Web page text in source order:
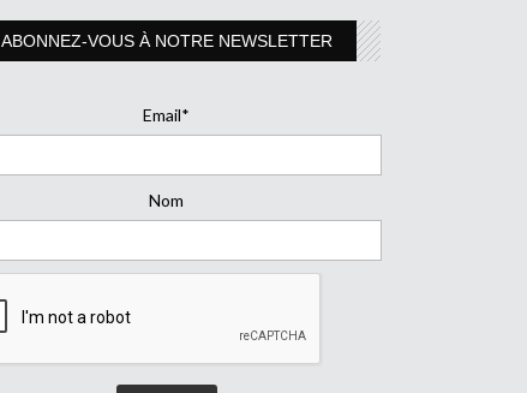
ABONNEZ-VOUS À NOTRE NEWSLETTER
Email*
Nom